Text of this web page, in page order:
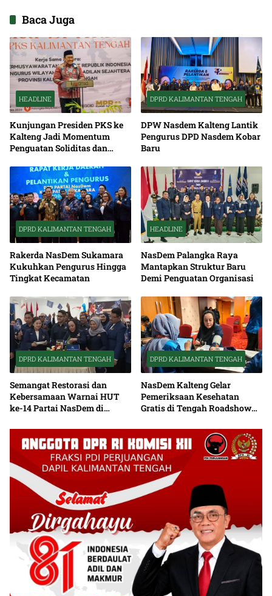
Baca Juga
HEADLINE
Kunjungan Presiden PKS ke
Kalteng Jadi Momentum
Penguatan Soliditas dan
DPRD KALIMANTAN TENGAH
DPW Nasdem Kalteng Lantik
Pengurus DPD Nasdem Kobar
Baru
DPRD KALIMANTAN TENGAH
Rakerda NasDem Sukamara
Kukuhkan Pengurus Hingga
Tingkat Kecamatan
HEADLINE
NasDem Palangka Raya
Mantapkan Struktur Baru
Demi Penguatan Organisasi
DPRD KALIMANTAN TENGAH
Semangat Restorasi dan
Kebersamaan Warnai HUT
ke-14 Partai NasDem di
DPRD KALIMANTAN TENGAH
NasDem Kalteng Gelar
Pemeriksaan Kesehatan
Gratis di Tengah Roadshow